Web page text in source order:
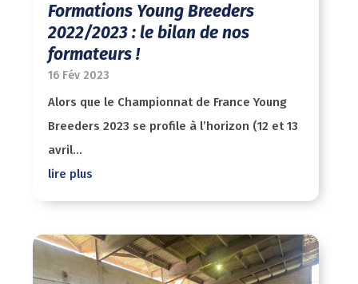
Formations Young Breeders
2022/2023 : le bilan de nos
formateurs !
16 Fév 2023
Alors que le Championnat de France Young
Breeders 2023 se profile à l’horizon (12 et 13
avril...
lire plus